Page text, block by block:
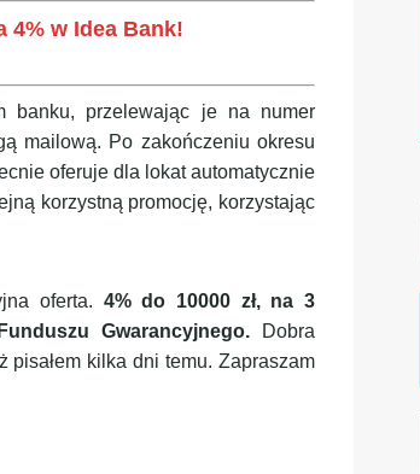
4% w Idea Bank!
banku, przelewając je na numer
mailową. Po zakończeniu okresu
oferuje dla lokat automatycznie
korzystną promocję, korzystając
oferta. 4% do 10000 zł, na 3
Gwarancyjnego.Dobra
kilka dni temu. Zapraszam